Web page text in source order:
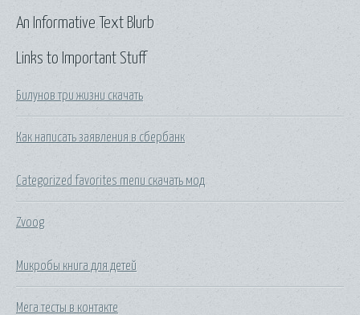
Links to Important Stuff
Билунов три жизни скачать
Как написать заявления в сбербанк
Categorized favorites menu скачать мод
Zvoog
Микробы книга для детей
Мега тесты в контакте
An Informative Text Blurb